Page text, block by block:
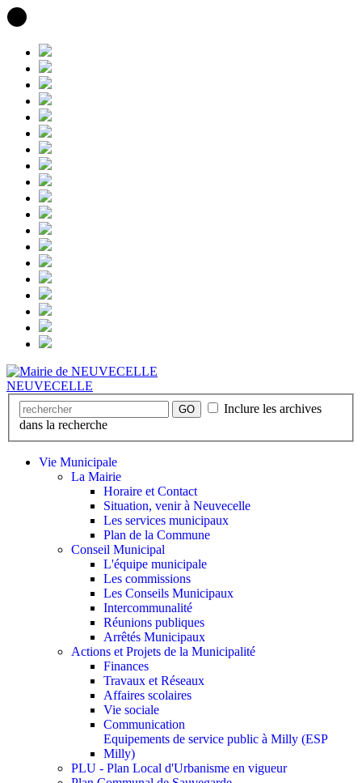
NEUVECELLE
GO
Inclure les archives
dans la recherche
Vie Municipale
La Mairie
Horaire et Contact
Situation, venir à Neuvecelle
Les services municipaux
Plan de la Commune
Conseil Municipal
L'équipe municipale
Les commissions
Les Conseils Municipaux
Intercommunalité
Réunions publiques
Arrêtés Municipaux
Actions et Projets de la Municipalité
Finances
Travaux et Réseaux
Affaires scolaires
Vie sociale
Communication
Equipements de service public à Milly (ESP
Milly)
PLU - Plan Local d'Urbanisme en vigueur